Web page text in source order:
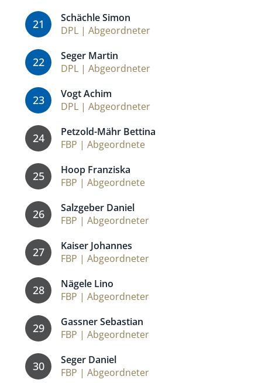
21
Schächle Simon
DPL | Abgeordneter
22
Seger Martin
DPL | Abgeordneter
23
Vogt Achim
DPL | Abgeordneter
24
Petzold-Mähr Bettina
FBP | Abgeordnete
25
Hoop Franziska
FBP | Abgeordnete
26
Salzgeber Daniel
FBP | Abgeordneter
27
Kaiser Johannes
FBP | Abgeordneter
28
Nägele Lino
FBP | Abgeordneter
29
Gassner Sebastian
FBP | Abgeordneter
30
Seger Daniel
FBP | Abgeordneter